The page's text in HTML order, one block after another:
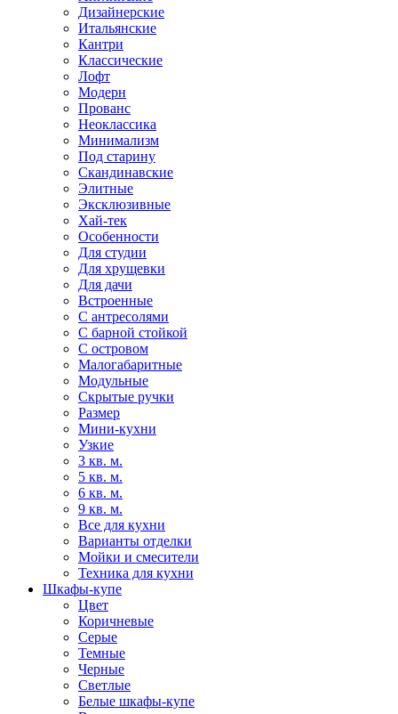
Дизайнерские
Итальянские
Кантри
Классические
Лофт
Модерн
Прованс
Неоклассика
Минимализм
Под старину
Скандинавские
Элитные
Эксклюзивные
Хай-тек
Особенности
Для студии
Для хрущевки
Для дачи
Встроенные
С антресолями
С барной стойкой
С островом
Малогабаритные
Модульные
Скрытые ручки
Размер
Мини-кухни
Узкие
3 кв. м.
5 кв. м.
6 кв. м.
9 кв. м.
Все для кухни
Варианты отделки
Мойки и смесители
Техника для кухни
Шкафы-купе
Цвет
Коричневые
Серые
Темные
Черные
Светлые
Белые шкафы-купе